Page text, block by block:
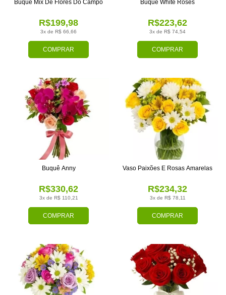
COMPRAR
3x de R$ 66,66
R$199,98
Buquê Mix De Flores Do Campo
COMPRAR
3x de R$ 74,54
R$223,62
Buquê White Roses
COMPRAR
3x de R$ 110,21
R$330,62
Buquê Anny
COMPRAR
3x de R$ 78,11
R$234,32
Vaso Paixões E Rosas Amarelas